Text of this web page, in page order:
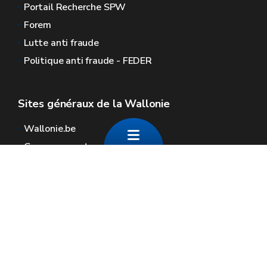
Portail Recherche SPW
Forem
Lutte anti fraude
Politique anti fraude - FEDER
Sites généraux de la Wallonie
Wallonie.be
Gouvernement wallon